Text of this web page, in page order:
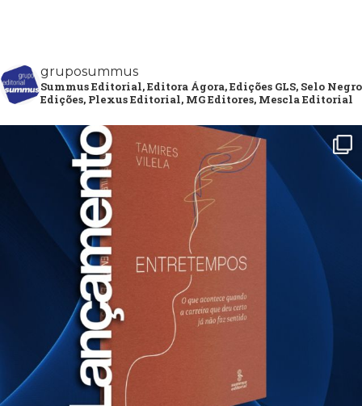
gruposummus
Summus Editorial, Editora Ágora, Edições GLS, Selo Negro
Edições, Plexus Editorial, MG Editores, Mescla Editorial